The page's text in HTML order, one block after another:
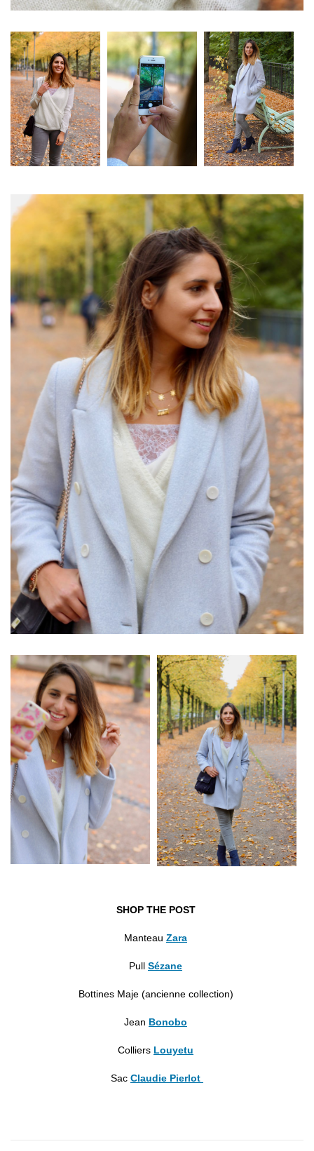
SHOP THE POST
Manteau Zara
Pull Sézane
Bottines Maje (ancienne collection)
Jean Bonobo
Colliers Louyetu
Sac Claudie Pierlot